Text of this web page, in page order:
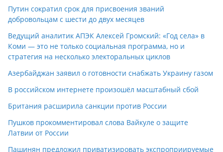
Путин сократил срок для присвоения званий
добровольцам с шести до двух месяцев
Ведущий аналитик АПЭК Алексей Громский: «Год села» в
Коми — это не только социальная программа, но и
стратегия на несколько электоральных циклов
Азербайджан заявил о готовности снабжать Украину газом
В российском интернете произошёл масштабный сбой
Британия расширила санкции против России
Пушков прокомментировал слова Вайкуле о защите
Латвии от России
Пашинян предложил приватизировать экспроприируемые